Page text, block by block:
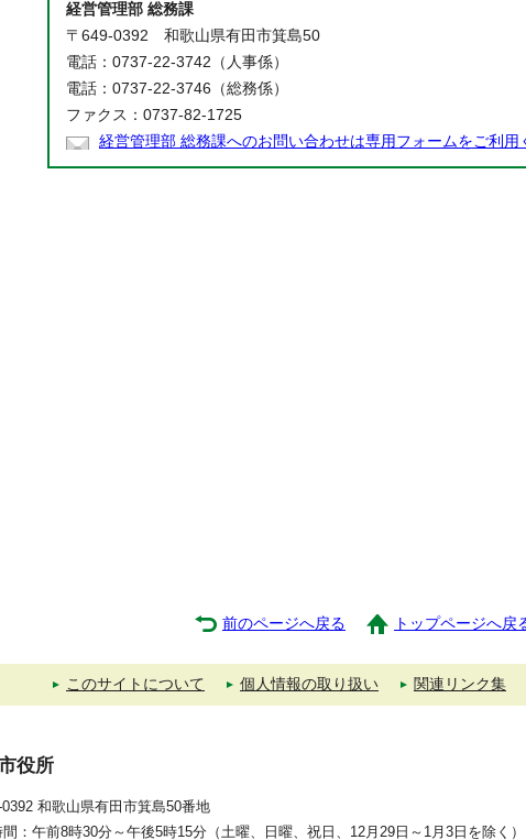
経営管理部 総務課
〒649-0392 和歌山県有田市箕島50
電話：0737-22-3742（人事係）
電話：0737-22-3746（総務係）
ファクス：0737-82-1725
経営管理部 総務課へのお問い合わせは専用フォームをご利用
前のページへ戻る トップページへ戻
このサイトについて 個人情報の取り扱い 関連リンク集
役所
和歌山県有田市箕島50番地
：午前8時30分～午後5時15分（土曜、日曜、祝日、12月29日～1月3日を除く）